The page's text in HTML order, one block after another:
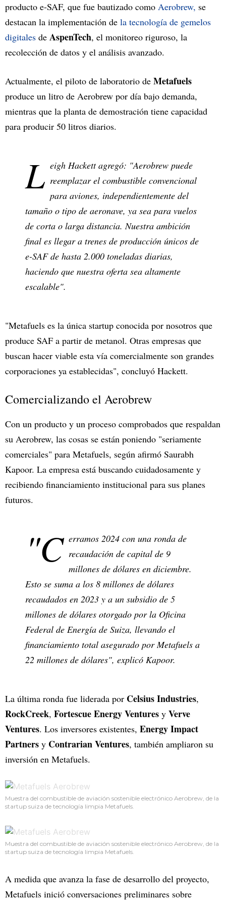
producto e-SAF, que fue bautizado como Aerobrew, se
destacan la implementación de la tecnología de gemelos
digitales de AspenTech, el monitoreo riguroso, la
recolección de datos y el análisis avanzado.
Actualmente, el piloto de laboratorio de Metafuels
produce un litro de Aerobrew por día bajo demanda,
mientras que la planta de demostración tiene capacidad
para producir 50 litros diarios.
L eigh Hackett agregó: "Aerobrew puede
reemplazar el combustible convencional
para aviones, independientemente del
tamaño o tipo de aeronave, ya sea para vuelos
de corta o larga distancia. Nuestra ambición
final es llegar a trenes de producción únicos de
e-SAF de hasta 2.000 toneladas diarias,
haciendo que nuestra oferta sea altamente
escalable".
"Metafuels es la única startup conocida por nosotros que
produce SAF a partir de metanol. Otras empresas que
buscan hacer viable esta vía comercialmente son grandes
corporaciones ya establecidas", concluyó Hackett.
Comercializando el Aerobrew
Con un producto y un proceso comprobados que respaldan
su Aerobrew, las cosas se están poniendo "seriamente
comerciales" para Metafuels, según afirmó Saurabh
Kapoor. La empresa está buscando cuidadosamente y
recibiendo financiamiento institucional para sus planes
futuros.
"C erramos 2024 con una ronda de
recaudación de capital de 9
millones de dólares en diciembre.
Esto se suma a los 8 millones de dólares
recaudados en 2023 y a un subsidio de 5
millones de dólares otorgado por la Oficina
Federal de Energía de Suiza, llevando el
financiamiento total asegurado por Metafuels a
22 millones de dólares", explicó Kapoor.
La última ronda fue liderada por Celsius Industries,
RockCreek, Fortescue Energy Ventures y Verve
Ventures. Los inversores existentes, Energy Impact
Partners y Contrarian Ventures, también ampliaron su
inversión en Metafuels.
Muestra del combustible de aviación sostenible electrónico Aerobrew, de la
startup suiza de tecnología limpia Metafuels.
Muestra del combustible de aviación sostenible electrónico Aerobrew, de la
startup suiza de tecnología limpia Metafuels.
A medida que avanza la fase de desarrollo del proyecto,
Metafuels inició conversaciones preliminares sobre